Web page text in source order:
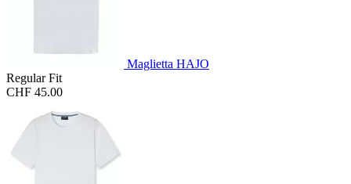
Maglietta HAJO
Regular Fit
CHF 45.00